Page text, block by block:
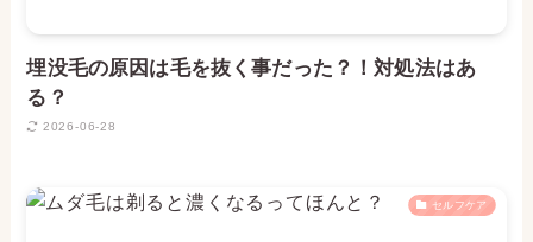
埋没毛の原因は毛を抜く事だった？！対処法はあ
る？
2026-06-28
セルフケア